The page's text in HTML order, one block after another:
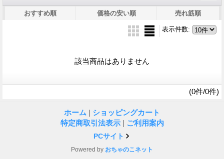
おすすめ順 価格の安い順 売れ筋順
表示件数:
該当商品はありません
(0件/0件)
ホーム | ショッピングカート
特定商取引法表示 | ご利用案内
PCサイト
Powered by おちゃのこネット